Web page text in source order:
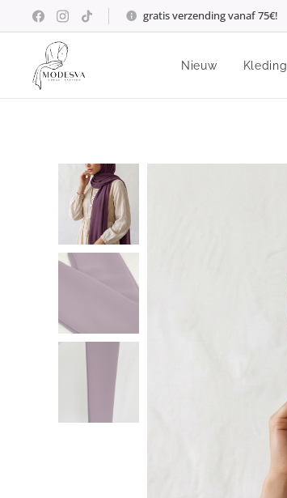
gratis verzending vanaf 75€!
Nieuw Kleding